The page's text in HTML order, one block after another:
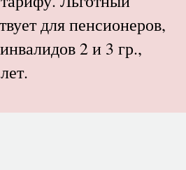
для пенсионеров,
2 и 3 гр.,